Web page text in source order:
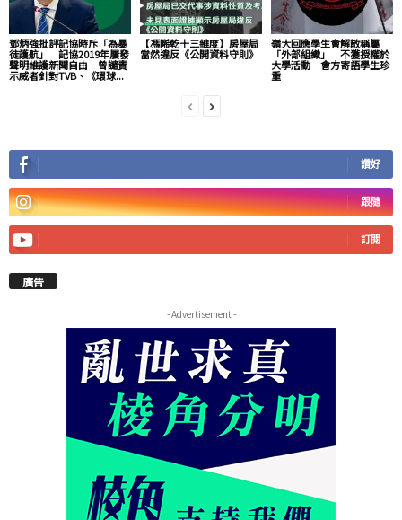
鄧炳強批評記協時斥「為暴
徒護航」 記協2019年屢發
聲明維護新聞自由 曾譴責
示威者針對TVB、《環球...
【馮睎乾十三維度】房屋局
當然違反《公開資料守則》
嶺大回應學生會解散稱屬
「外部組織」 不獲授權於
大學活動 會方寄語學生珍
重
讚好
跟隨
訂閱
廣告
- Advertisement -